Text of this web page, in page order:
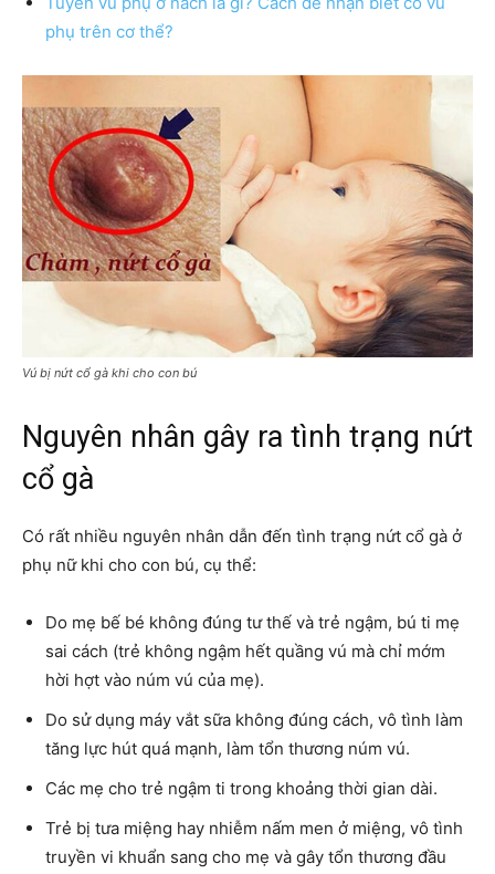
phụ trên cơ thể?
Vú bị nứt cổ gà khi cho con bú
Nguyên nhân gây ra tình trạng nứt
cổ gà
Có rất nhiều nguyên nhân dẫn đến tình trạng nứt cổ gà ở
phụ nữ khi cho con bú, cụ thể:
Do mẹ bế bé không đúng tư thế và trẻ ngậm, bú ti mẹ
sai cách (trẻ không ngậm hết quầng vú mà chỉ mớm
hời hợt vào núm vú của mẹ).
Do sử dụng máy vắt sữa không đúng cách, vô tình làm
tăng lực hút quá mạnh, làm tổn thương núm vú.
Các mẹ cho trẻ ngậm ti trong khoảng thời gian dài.
Trẻ bị tưa miệng hay nhiễm nấm men ở miệng, vô tình
truyền vi khuẩn sang cho mẹ và gây tổn thương đầu